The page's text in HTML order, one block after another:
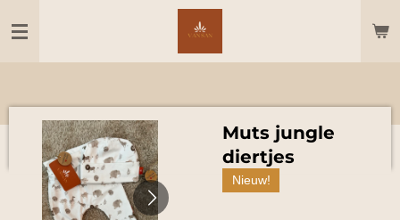
direct
Muts jungle
diertjes
Nieuw!